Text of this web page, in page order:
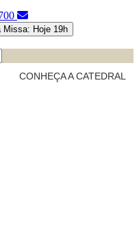
Missa: Hoje 19h
CONHEÇA A CATEDRAL